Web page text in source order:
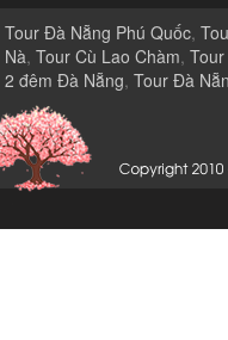
Tour Đà Nẵng Phú Quốc,
Nà,Tour Cù Lao Chàm,
2 đêm Đà Nẵng,Tour Đà